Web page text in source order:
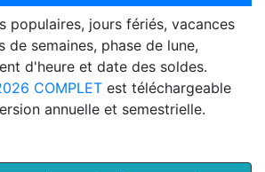
populaires, jours fériés, vacances
de semaines, phase de lune,
d'heure et date des soldes.
COMPLET est téléchargeable
annuelle et semestrielle.